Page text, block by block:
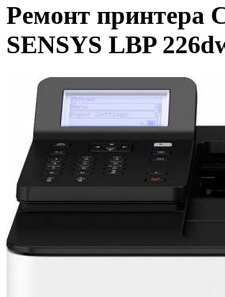
Ремонт принтера
SENSYS LBP